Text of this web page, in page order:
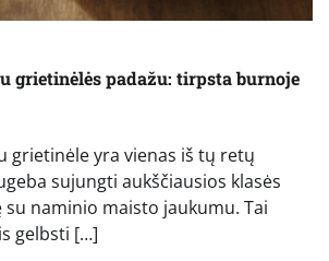
grietinėlės padažu: tirpsta burnoje
grietinėle yra vienas iš tų retų
sujungti aukščiausios klasės
naminio maisto jaukumu. Tai
gelbsti […]